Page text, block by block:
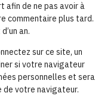
afin de ne pas avoir à
commentaire plus tard.
an.
sur ce site, un
si votre navigateur
personnelles et sera
votre navigateur.